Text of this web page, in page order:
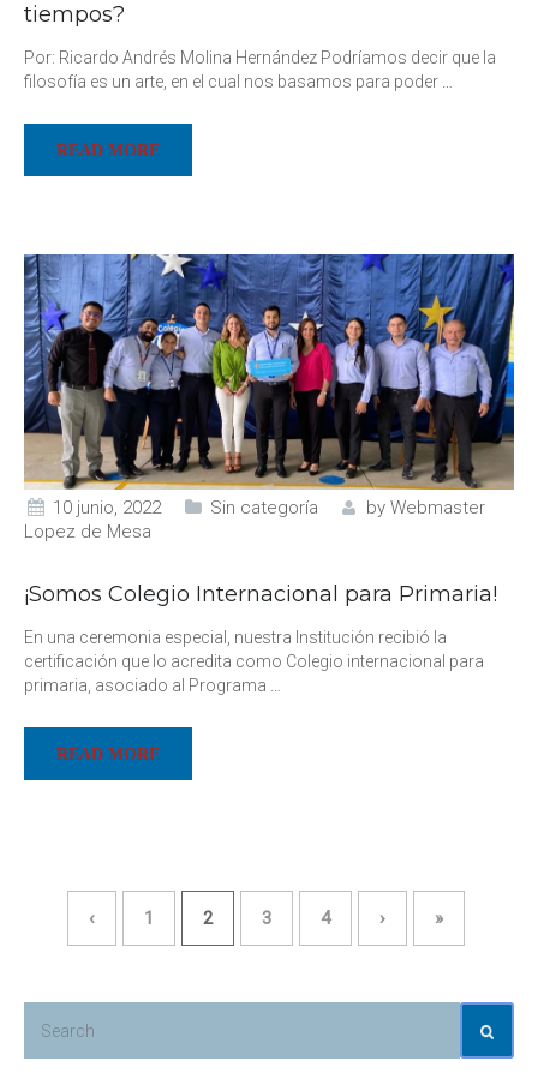
tiempos?
Por: Ricardo Andrés Molina Hernández Podríamos decir que la
filosofía es un arte, en el cual nos basamos para poder …
READ MORE
10 junio, 2022 Sin categoría by Webmaster
Lopez de Mesa
¡Somos Colegio Internacional para Primaria!
En una ceremonia especial, nuestra Institución recibió la
certificación que lo acredita como Colegio internacional para
primaria, asociado al Programa …
READ MORE
‹ 1 2 3 4 › »